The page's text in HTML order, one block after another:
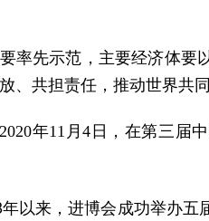
先示范，主要经济体要
、共担责任，推动世界共同
年11月4日，在第三届
来，进博会成功举办五